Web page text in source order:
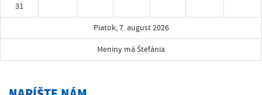
31
Piatok, 7. august 2026
Meniny má Štefánia